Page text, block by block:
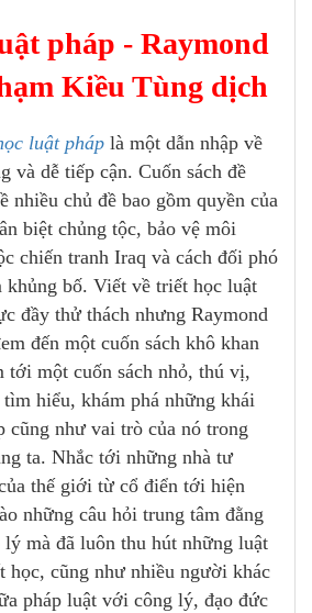
pháp - Raymond
Kiều Tùng dịch
luật pháp là một dẫn nhập về
và dễ tiếp cận. Cuốn sách đề
nhiều chủ đề bao gồm quyền của
biệt chủng tộc, bảo vệ môi
chiến tranh Iraq và cách đối phó
khủng bố. Viết về triết học luật
đầy thử thách nhưng Raymond
đến một cuốn sách khô khan
tới một cuốn sách nhỏ, thú vị,
hiểu, khám phá những khái
cũng như vai trò của nó trong
ta. Nhắc tới những nhà tư
thế giới từ cổ điển tới hiện
những câu hỏi trung tâm đằng
lý mà đã luôn thu hút những luật
học, cũng như nhiều người khác
pháp luật với công lý, đạo đức